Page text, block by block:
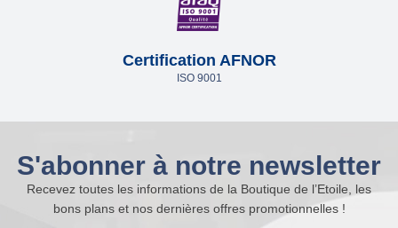
Certification AFNOR
ISO 9001
S'abonner à notre newsletter
Recevez toutes les informations de la Boutique de l’Etoile, les
bons plans et nos dernières offres promotionnelles !